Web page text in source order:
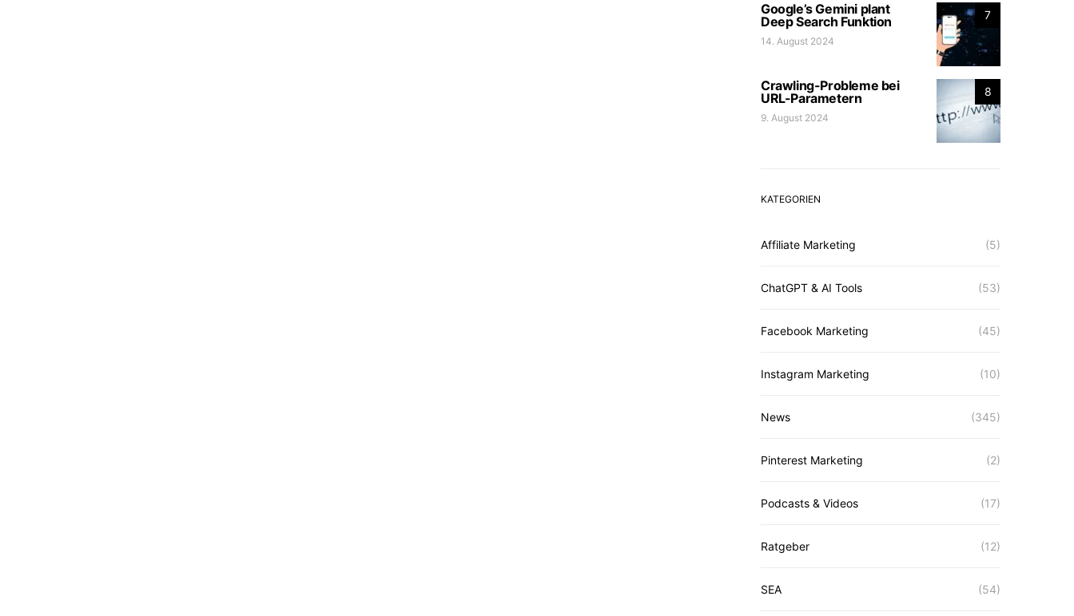
7
Google’s Gemini plant
Deep Search Funktion
14. August 2024
8
Crawling-Probleme bei
URL-Parametern
9. August 2024
KATEGORIEN
Affiliate Marketing (5)
ChatGPT & AI Tools (53)
Facebook Marketing (45)
Instagram Marketing (10)
News (345)
Pinterest Marketing (2)
Podcasts & Videos (17)
Ratgeber (12)
SEA (54)